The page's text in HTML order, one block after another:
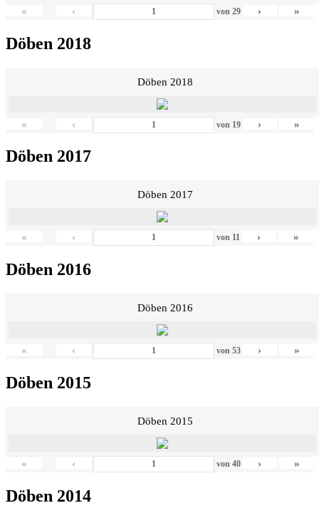
« ‹ von 29 › »
Döben 2018
Döben 2018
« ‹ von 19 › »
Döben 2017
Döben 2017
« ‹ von 11 › »
Döben 2016
Döben 2016
« ‹ von 53 › »
Döben 2015
Döben 2015
« ‹ von 40 › »
Döben 2014